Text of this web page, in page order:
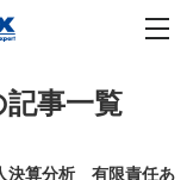
事一覧
算分析 有限責任あ